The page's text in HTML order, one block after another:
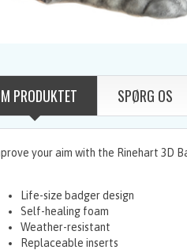
PRODUKTET SPØRG OS
your aim with the Rinehart 3D
Life-size badger design
Self-healing foam
Weather-resistant
Replaceable inserts